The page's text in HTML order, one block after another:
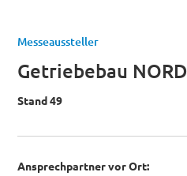
Messeaussteller
Getriebebau NORD
Stand 49
Ansprechpartner vor Ort: